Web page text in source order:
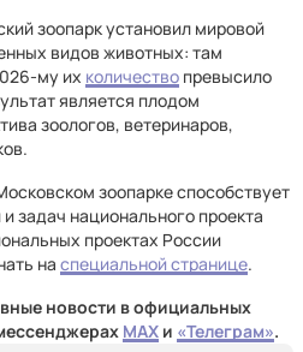
зоопарк установил мировой
видов животных: там
му их количество превысило
является плодом
зоологов, ветеринаров,
зоопарке способствует
задач национального проекта
проектах России
на специальной странице.
новости в официальных
MAX и «Телеграм».